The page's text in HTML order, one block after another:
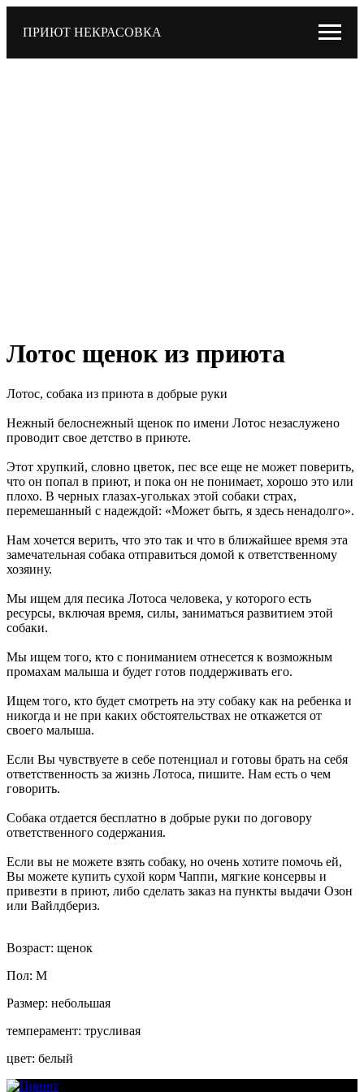
ПРИЮТ НЕКРАСОВКА
Лотос щенок из приюта
Лотос, собака из приюта в добрые руки
Нежный белоснежный щенок по имени Лотос незаслужено
проводит свое детство в приюте.
Этот хрупкий, словно цветок, пес все еще не может поверить,
что он попал в приют, и пока он не понимает, хорошо это или
плохо. В черных глазах-угольках этой собаки страх,
перемешанный с надеждой: «Может быть, я здесь ненадолго».
Нам хочется верить, что это так и что в ближайшее время эта
замечательная собака отправиться домой к ответственному
хозяину.
Мы ищем для песика Лотоса человека, у которого есть
ресурсы, включая время, силы, заниматься развитием этой
собаки.
Мы ищем того, кто с пониманием отнесется к возможным
промахам малыша и будет готов поддерживать его.
Ищем того, кто будет смотреть на эту собаку как на ребенка и
никогда и не при каких обстоятельствах не откажется от
своего малыша.
Если Вы чувствуете в себе потенциал и готовы брать на себя
ответственность за жизнь Лотоса, пишите. Нам есть о чем
говорить.
Собака отдается бесплатно в добрые руки по договору
ответственного содержания.
Если вы не можете взять собаку, но очень хотите помочь ей,
Вы можете купить сухой корм Чаппи, мягкие консервы и
привезти в приют, либо сделать заказ на пункты выдачи Озон
или Вайлдбериз.
Возраст: щенок
Пол: М
Размер: небольшая
темперамент: трусливая
цвет: белый